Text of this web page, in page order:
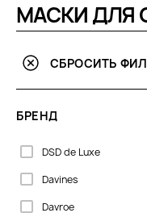
МАСКИ ДЛЯ
СБРОСИТЬ
БРЕНД
DSD de Luxe
Davines
Davroe